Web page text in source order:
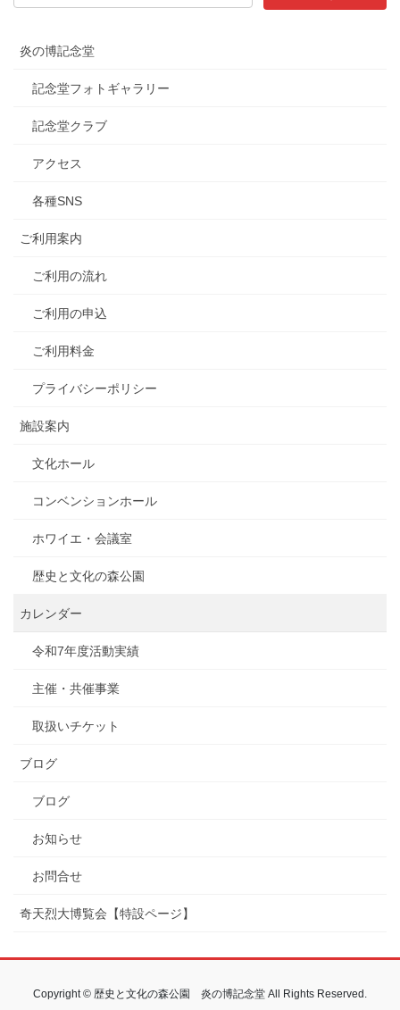
炎の博記念堂
記念堂フォトギャラリー
記念堂クラブ
アクセス
各種SNS
ご利用案内
ご利用の流れ
ご利用の申込
ご利用料金
プライバシーポリシー
施設案内
文化ホール
コンベンションホール
ホワイエ・会議室
歴史と文化の森公園
カレンダー
令和7年度活動実績
主催・共催事業
取扱いチケット
ブログ
ブログ
お知らせ
お問合せ
奇天烈大博覧会【特設ページ】
Copyright © 歴史と文化の森公園 炎の博記念堂 All Rights Reserved.